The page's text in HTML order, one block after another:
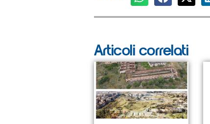
Articoli correlati